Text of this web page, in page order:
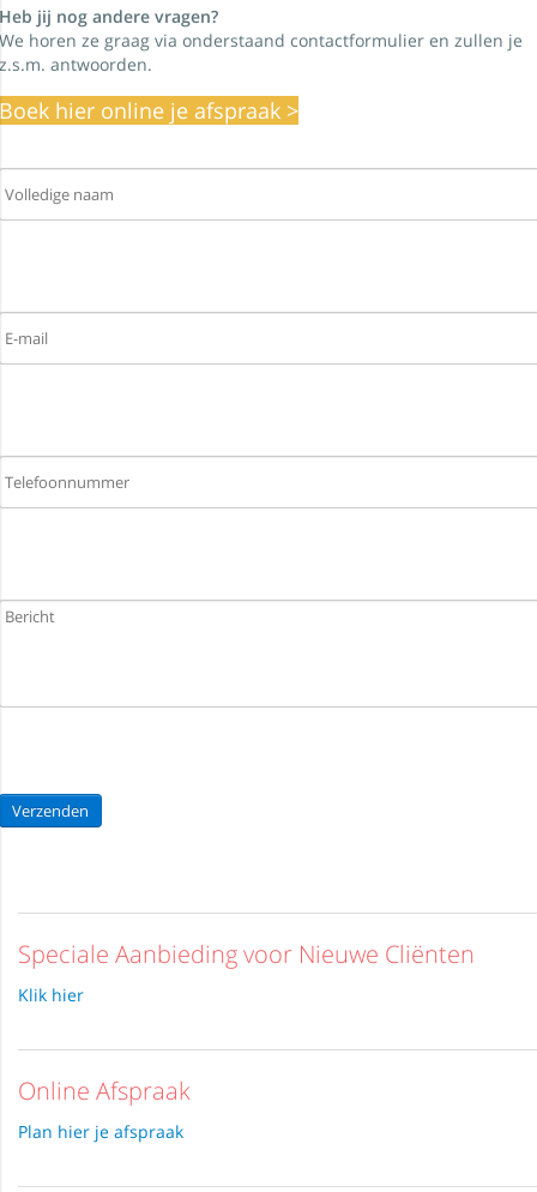
Heb jij nog andere vragen?
We horen ze graag via onderstaand contactformulier en zullen je
z.s.m. antwoorden.
Boek hier online je afspraak >
Verzenden
Speciale Aanbieding voor Nieuwe Cliënten
Klik hier
Online Afspraak
Plan hier je afspraak